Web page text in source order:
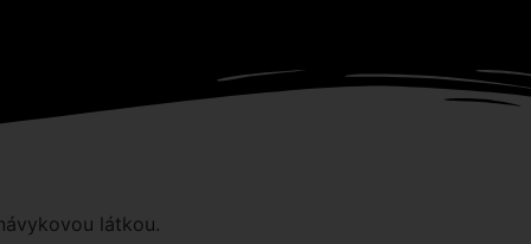
látkou.